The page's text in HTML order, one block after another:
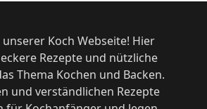
Koch Webseite! Hier
Rezepte und nützliche
Thema Kochen und Backen.
und verständlichen Rezepte